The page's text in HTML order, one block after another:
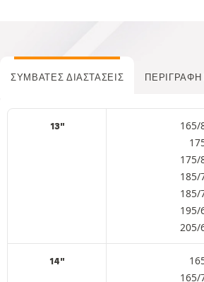
ΣΥΜΒΑΤΈΣ ΔΙΑΣΤΆΣΕΙΣ
13"
165/
175/
185/
185/
195/
205/
14"
165/